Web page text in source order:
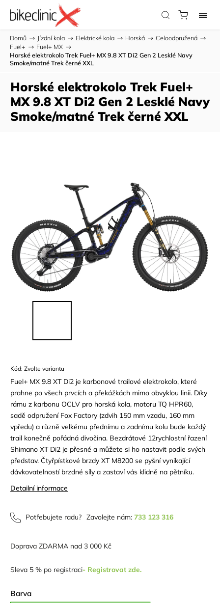
Domů / Jízdní kola / Elektrické kola / Horská / Celoodpružená /
Fuel+ / Fuel+ MX /
Horské elektrokolo Trek Fuel+ MX 9.8 XT Di2 Gen 2 Lesklé Navy
Smoke/matné Trek černé XXL
Horské elektrokolo Trek Fuel+
MX 9.8 XT Di2 Gen 2 Lesklé Navy
Smoke/matné Trek černé XXL
Kód: Zvolte variantu
Fuel+ MX 9.8 XT Di2 je karbonové trailové elektrokolo, které
prahne po všech prvcích a překážkách mimo obvyklou linii. Díky
rámu z karbonu OCLV pro horská kola, motoru TQ HPR60,
sadě odpružení Fox Factory (zdvih 150 mm vzadu, 160 mm
vpředu) a různě velkému přednímu a zadnímu kolu bude každý
trail konečně pořádná divočina. Bezdrátové 12rychlostní řazení
Shimano XT Di2 je přesné a můžete si ho nastavit podle svých
představ. Čtyřpístkové brzdy XT M8200 se pyšní vynikající
dávkovatelností brzdné síly a zastaví vás klidně na pětníku.
Detailní informace
Potřebujete radu? Zavolejte nám: 733 123 316
Doprava ZDARMA nad 3 000 Kč
Sleva 5 % po registraci- Registrovat zde.
Barva